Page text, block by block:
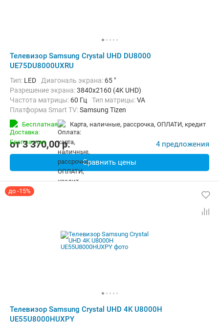
Телевизор Samsung Crystal UHD DU8000
UE75DU8000UXRU
Тип: LED Диагональ экрана: 65 "
Разрешение экрана:3840x2160 (4K UHD)
Частота матрицы: 60 Гц Тип матрицы:VA
Платформа Smart TV:Samsung Tizen
Беспроводные интерфейсы:
Бесплатная карта, наличные, рассрочка, ОПЛАТИ, кредит
от3 370,00p. 4 предложения
Сравнить цены
до -15%
Телевизор Samsung Crystal UHD 4K U8000H
UE55U8000HUXPY